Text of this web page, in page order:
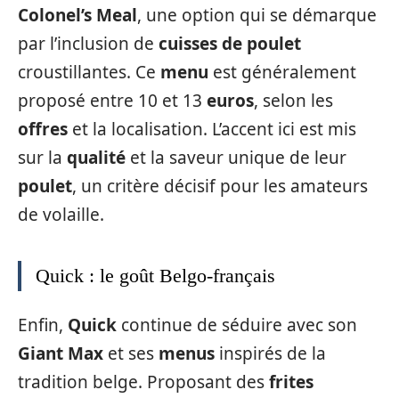
Colonel’s Meal, une option qui se démarque
par l’inclusion de cuisses de poulet
croustillantes. Ce menu est généralement
proposé entre 10 et 13 euros, selon les
offres et la localisation. L’accent ici est mis
sur la qualité et la saveur unique de leur
poulet, un critère décisif pour les amateurs
de volaille.
Quick : le goût Belgo-français
Enfin, Quick continue de séduire avec son
Giant Max et ses menus inspirés de la
tradition belge. Proposant desfrites